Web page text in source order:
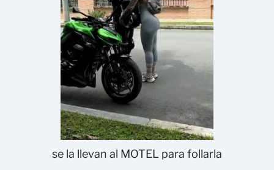
se la llevan al MOTEL para follarla